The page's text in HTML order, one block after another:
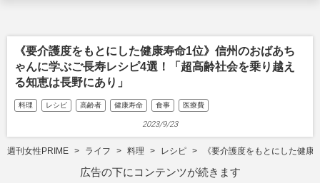
《要介護度をもとにした健康寿命1位》信州のおばあち
ゃんに学ぶご長寿レシピ4選！「超高齢社会を乗り越え
る知恵は長野にあり」
料理 レシピ 高齢者 健康寿命 食事 医療費
2023/9/23
週刊女性PRIME ライフ 料理 レシピ 《要介護度をもとにした健
広告の下にコンテンツが続きます